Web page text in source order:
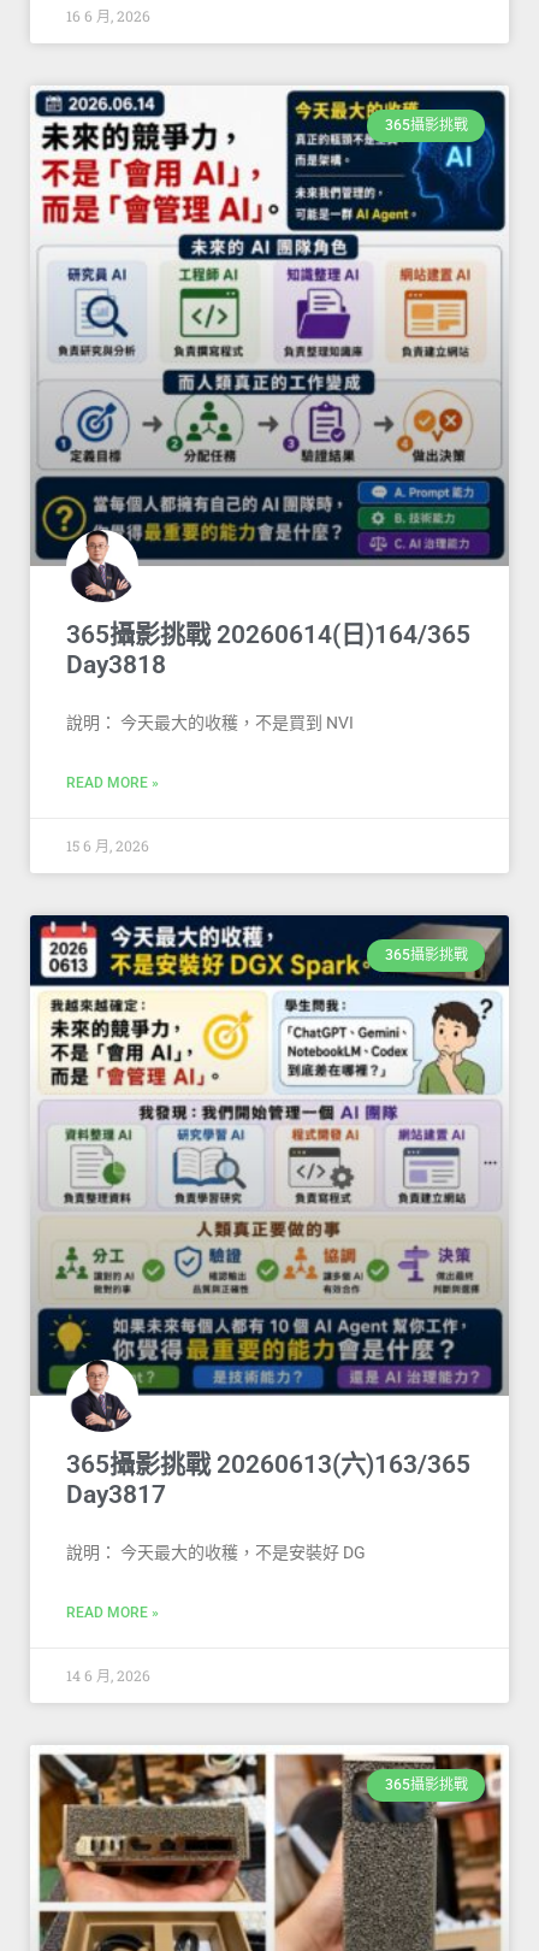
16 6 月, 2026
365攝影挑戰
365攝影挑戰 20260614(日)164/365
Day3818
說明： 今天最大的收穫，不是買到 NVI
READ MORE »
15 6 月, 2026
365攝影挑戰
365攝影挑戰 20260613(六)163/365
Day3817
說明： 今天最大的收穫，不是安裝好 DG
READ MORE »
14 6 月, 2026
365攝影挑戰